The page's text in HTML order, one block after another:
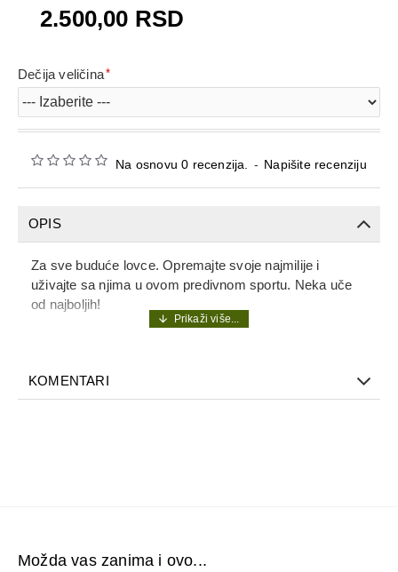
Na osnovu 0 recenzija. - Napišite recenziju
2.500,00 RSD
Dečija veličina
OPIS
Za sve buduće lovce. Opremajte svoje najmilije i
uživajte sa njima u ovom predivnom sportu. Neka uče
od najboljih!
KOMENTARI
Možda vas zanima i ovo...